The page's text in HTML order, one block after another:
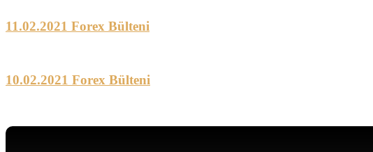
11.02.2021 Forex Bülteni
10.02.2021 Forex Bülteni